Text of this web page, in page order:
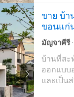
แบบนี้มีไ
บริการใ
มีบ้านเป็
ตะนอย
- 💚
#พฤกษา
#บ้าน3ห้
ขาย บ้า
ขอนแก่
มัญจาคีรี ·
ลานระเบีย
บ้านที่สะ
ออกแบบ
และเป็น